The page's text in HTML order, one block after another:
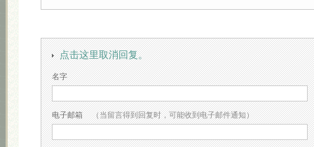
点击这里取消回复。
名字
电子邮箱 （当留言得到回复时，可能收到电子邮件通知）